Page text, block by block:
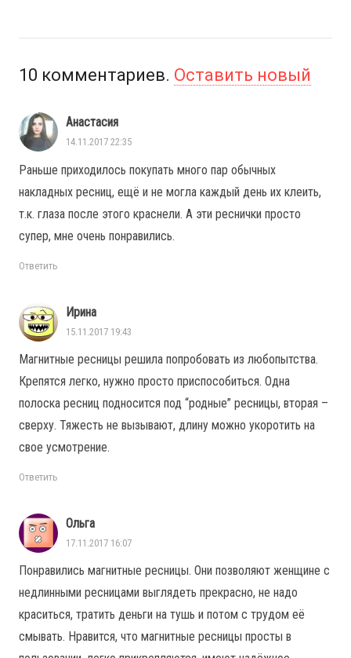
10 комментариев. Оставить новый
Анастасия
14.11.2017 22:35
Раньше приходилось покупать много пар обычных
накладных ресниц, ещё и не могла каждый день их клеить,
т.к. глаза после этого краснели. А эти реснички просто
супер, мне очень понравились.
Ответить
Ирина
15.11.2017 19:43
Магнитные ресницы решила попробовать из любопытства.
Крепятся легко, нужно просто приспособиться. Одна
полоска ресниц подносится под “родные” ресницы, вторая –
сверху. Тяжесть не вызывают, длину можно укоротить на
свое усмотрение.
Ответить
Ольга
17.11.2017 16:07
Понравились магнитные ресницы. Они позволяют женщине с
недлинными ресницами выглядеть прекрасно, не надо
краситься, тратить деньги на тушь и потом с трудом её
смывать. Нравится, что магнитные ресницы просты в